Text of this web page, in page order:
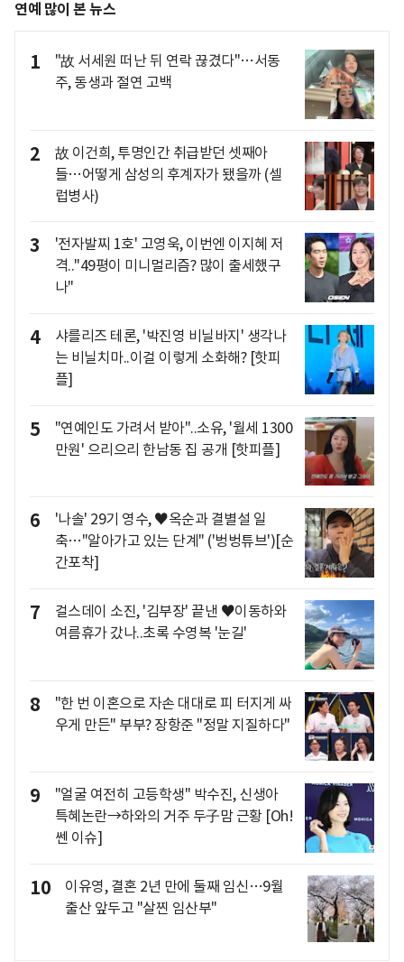
연예 많이 본 뉴스
1
"故 서세원 떠난 뒤 연락 끊겼다"…서동
주, 동생과 절연 고백
2
故 이건희, 투명인간 취급받던 셋째아
들…어떻게 삼성의 후계자가 됐을까 (셀
럽병사)
3
'전자발찌 1호' 고영욱, 이번엔 이지혜 저
격.."49평이 미니멀리즘? 많이 출세했구
나"
4
샤를리즈 테론, '박진영 비닐바지' 생각나
는 비닐치마..이걸 이렇게 소화해? [핫피
플]
5
"연예인도 가려서 받아"..소유, '월세 1300
만원' 으리으리 한남동 집 공개 [핫피플]
6
'나솔' 29기 영수, ♥옥순과 결별설 일
축…"알아가고 있는 단계" ('벙벙튜브')[순
간포착]
7
걸스데이 소진, '김부장' 끝낸 ♥이동하와
여름휴가 갔나..초록 수영복 '눈길'
8
"한 번 이혼으로 자손 대대로 피 터지게 싸
우게 만든" 부부? 장항준 "정말 지질하다"
9
"얼굴 여전히 고등학생" 박수진, 신생아
특혜논란→하와의 거주 두子맘 근황 [Oh!
쎈 이슈]
10
이유영, 결혼 2년 만에 둘째 임신…9월
출산 앞두고 "살찐 임산부"